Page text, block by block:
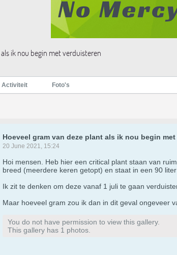
ik nou begin met verduisteren
Activiteit Foto's
Hoeveel gram van deze plant als ik nou begin
20 June 2021, 15:24
Hoi mensen. Heb hier een critical plant staan van
breed (meerdere keren getopt) en staat in een 90
Ik zit te denken om deze vanaf 1 juli te gaan
Maar hoeveel gram zou ik dan in dit geval ongeveer
You do not have permission to view this gallery.
This gallery has 1 photos.